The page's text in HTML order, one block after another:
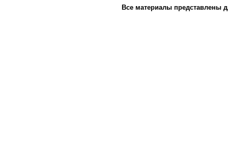
Все материалы представлены